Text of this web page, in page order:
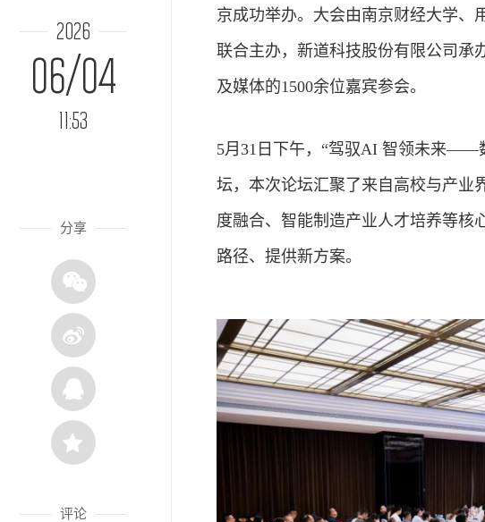
2026
06/04
11:53
分享
评论
京成功举办。大会由南京财经大学、
联合主办，新道科技股份有限公司承
及媒体的1500余位嘉宾参会。
5月31日下午，“驾驭AI 智领未来——
坛，本次论坛汇聚了来自高校与产业
度融合、智能制造产业人才培养等核
路径、提供新方案。